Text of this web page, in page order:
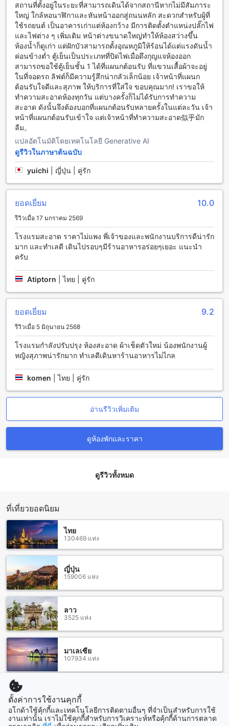
สามารถใช้งานร่วมกันได้ ซึ่งเป็นสิ่งอำนวยความสะดวกที่ดี
สำหรับผู้ที่ต้องการทำอาหารด้วยตนเอง สุดท้าย โรงแรมยังมี
บริการทำความสะอาดห้องประจำวันเพื่อให้คุณได้รับประทาน
อาหารในสภาพแวดล้อมที่สะอาดและสะดวกสบาย
ประสบการณ์พักผ่อนสุดพิเศษที่ โรงแรมเอสทูเอสควีนตรัง ด้วยห้อง
พักหลากหลายรูปแบบ
โรงแรมเอสทูเอสควีนตรังมีตัวเลือกห้องพักที่หลากหลายเพื่อรองรับ
ความต้องการของแขกทุกกลุ่ม ตั้งแต่ห้อง Twin ขนาด 20 ตาราง
เมตรที่มาพร้อมเตียงคู่, ห้อง Double ที่มีเตียงคู่สองเตียง, ห้อง
Queen สำหรับผู้ที่ต้องการความสะดวกสบายด้วยเตียงใหญ่, ไป
จนถึงห้อง Standard Triple ที่เหมาะสำหรับครอบครัวหรือกลุ่ม
เพื่อน โดยแต่ละห้องมีพื้นที่กว้างขวาง 20 ตารางเมตร พร้อมตัว
เลือกเตียงที่หลากหลายเพื่อความลงตัวสูงสุดในการพักผ่อนของคุณ
การจองห้องพักผ่าน Agoda ช่วยให้คุณได้ราคาที่ดีที่สุดและ
ประสบการณ์การจองที่ง่ายและไร้ความยุ่งยาก ทำให้การวางแผน
ตรังซิตี้เซนเตอร์: ที่พักที่สะดวกสบายใจกลางใจเมืองตรัง
ตรังซิตี้เซนเตอร์ เป็นโรงแรมที่ตั้งอยู่ใจกลางเมืองตรัง ทำให้คุณ
สามารถเดินทางไปยังสถานที่ต่างๆ ในเมืองได้อย่างสะดวกสบาย
โรงแรมตั้งอยู่ใกล้กับห้างสรรพสินค้า ร้านอาหาร และแหล่งท่อง
เที่ยวหลายแห่ง ซึ่งทำให้คุณสามารถสัมผัสวัฒนธรรมและวิถีชีวิต
ของคนท้องถิ่นได้อย่างใกล้ชิด
โรงแรมมีห้องพักที่สะดวกสบายและทันสมัย ที่สามารถตอบสนอง
ความต้องการของผู้เข้าพักได้อย่างเหมาะสม ทุกห้องพักมีสิ่งอำนวย
ความสะดวกที่ครบครัน เช่น เครื่องปรับอากาศ โทรทัศน์จอแบน ตู้
เย็น และอินเทอร์เน็ตไร้สายฟรี นอกจากนี้ โรงแรมยังมีสิ่งอำนวย
ความสะดวกอื่นๆ เช่น สระว่ายน้ำ ฟิตเนส และร้านกาแฟ ที่คุณ
สามารถสัมผัสประสบการณ์การพักผ่อนที่ดีและสุขภาพดีได้อีกด้วย
ถ้าคุณกำลังมองหาที่พักที่สะดวกสบายใจกลางใจเมืองตรัง ตรังซิตี้
เซนเตอร์เป็นตัวเลือกที่ดีที่คุณควรพิจารณา
การเดินทางจากสนามบินใกล้ตรังไปยังโรงแรมเอสทูเอสควีนตรัง
โรงแรมเอสทูเอสควีนตรังตั้งอยู่ในตรังซิตี้เซนเตอร์ ตรงข้ามถนน
จันทร์เจ้า ที่อยู่สะดวกสบายและเป็นที่นิยมของนักท่องเที่ยวที่มา
เยือนตรัง หากคุณมาเที่ยวที่ตรังและต้องการเดินทางมายังโรงแรม
นี้ คุณสามารถเลือกใช้วิธีการเดินทางหลายวิธีได้ ขึ้นอยู่กับความ
หากคุณมาทางทางอากาศ สามารถเดินทางมายังโรงแรมเอสทูเอส
ควีนตรังโดยใช้รถแท็กซี่หรือรถรับส่งสนามบิน สนามบินตรังอยู่
บินอาจแตกต่างกันไปขึ้นอยู่กับบริษัทและเวลาที่คุณเดินทาง คุณ
นอกจากนี้ คุณยังสามารถใช้บริการรถเช่าหรือการเดินทางด้วยรถ
บริการรถเช่าที่สนามบินหรือจองรถล่วงหน้าได้
สถานที่ท่องเที่ยวที่ใกล้เคียงโรงแรมเอสทูเอสควีนตรัง
โรงแรมเอสทูเอสควีนตรังตั้งอยู่ใกล้กับหลายสถานที่ท่องเที่ยวที่น่า
สนใจ ซึ่งรวมถึง โรงพยาบาลตรัง ที่เป็นสถานพยาบาลที่ใหญ่และ
มีความเชี่ยวชาญ สวนรัษฎานุประดิษฐ์ มหิศรภักดี ที่เป็นสวน
สาธารณะที่มีอากาศดีและมีพื้นที่สำหรับพักผ่อนและเล่นเยอะมาก
หอนาฬิกาตรัง ที่เป็นหอนาฬิกาที่มีความเป็นเอกลักษณ์และเป็น
สถานที่ท่องเที่ยวที่น่าสนใจ
สถานีรถไฟตรัง: การเดินทางสะดวกสบายสู่โรงแรมเอสทูเอสควีน
ตรัง
โรงแรมเอสทูเอสควีนตรัง เป็นโรงแรมที่ตั้งอยู่ใกล้กับสถานีรถไฟ
ตรัง เพียงแค่เดินเพียงไม่กี่นาทีคุณก็สามารถเดินทางมาถึงโรงแรม
ได้อย่างสะดวกสบายและง่ายดาย สถานีรถไฟตรังเป็นสถานีที่
สำคัญและเป็นจุดเริ่มต้นของการเดินทางด้วยรถไฟในเขตตรัง
คุณสามารถใช้บริการรถไฟเพื่อเดินทางไปยังสถานที่ต่างๆใน
จังหวัดตรังและพื้นที่ใกล้เคียงได้อย่างสะดวกสบาย นอกจากนี้ยังมี
สถานที่ตั้งอยู่ในระยะที่สามารถเดินได้จากสถานีหากไม่มีสัมภาระ
ใหญ่ ใกล้หอนาฬิกาและหันหน้าออกสู่ถนนหลัก สะดวกสำหรับผู้ที่
ใช้รถยนต์ เป็นอาคารเก่าแต่ห้องกว้าง มีการติดตั้งตำแหน่งปลั๊กไฟ
และไฟต่าง ๆ เพิ่มเติม หน้าต่างขนาดใหญ่ทำให้ห้องสว่างขึ้น
ห้องน้ำก็ดูเก่า แต่ฝักบัวสามารถตั้งอุณหภูมิให้ร้อนได้แต่แรงดันน้ำ
ค่อนข้างต่ำ ตู้เย็นเป็นประเภทที่ปิดไฟเมื่อดึงกุญแจห้องออก
สามารถขอใช้ตู้เย็นชั้น 1 ได้ที่แผนกต้อนรับ ที่แขวนเสื้อผ้าจะอยู่
ในที่จอดรถ ลิฟต์ก็มีความรู้สึกน่ากลัวเล็กน้อย เจ้าหน้าที่แผนก
ต้อนรับใจดีและสุภาพ ให้บริการที่ใส่ใจ ขอบคุณมาก! เราขอให้
ทำความสะอาดห้องทุกวัน แต่บางครั้งก็ไม่ได้รับการทำความ
สะอาด ดังนั้นจึงต้องบอกที่แผนกต้อนรับหลายครั้งในแต่ละวัน เจ้า
หน้าที่แผนกต้อนรับเข้าใจ แต่เจ้าหน้าที่ทำความสะอาด似乎มัก
ลืม。
แปลอัตโนมัติโดยเทคโนโลยี Generative AI
ดูรีวิวในภาษาต้นฉบับ
yuichi ญี่ปุ่น | คู่รัก
ยอดเยี่ยม 10.0
รีวิวเมื่อ 17 มกราคม 2569
โรงแรมสะอาด ราคาไม่แพง พี่เจ้าของและพนักงานบริการดีน่ารัก
มาก และทำเลดี เดินไปรอบๆมีร้านอาหารอร่อยๆเยอะ แนะนำ
ครับ
Atiptorn |ไทย | คู่รัก
ยอดเยี่ยม 9.2
รีวิวเมื่อ 5 มิถุนายน 2568
โรงแรมกำลังปรับปรุง ห้องสะอาด ผ้าเช็ดตัวใหม่ น้องพนักงานผู้
หญิงสุภาพน่ารักมาก ทำเลดีเดินหาร้านอาหารไม่ไกล
komen |ไทย | คู่รัก
อ่านรีวิวเพิ่มเติม
ดูห้องพักและราคา
ดูรีวิวทั้งหมด
ที่เที่ยวยอดนิยม
ไทย
130469 แห่ง
ญี่ปุ่น
159006 แห่ง
ลาว
3525 แห่ง
มาเลเซีย
107934 แห่ง
1501 แห่ง
ตั้งค่าการใช้งานคุกกี้
อโกด้าใช้คุ้กกี้และเทคโนโลยีการติดตามอื่นๆ ที่จำเป็นสำหรับการใช้
งานเท่านั้น เราไม่ใช้คุกกี้สำหรับการวิเคราะห์หรือคุ้กกี้ด้านการตลาด